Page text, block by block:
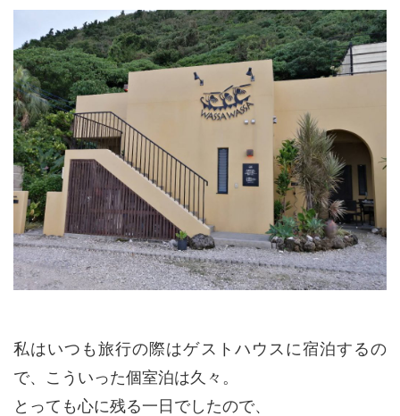
私はいつも旅行の際はゲストハウスに宿泊するの
で、こういった個室泊は久々。
とっても心に残る一日でしたので、